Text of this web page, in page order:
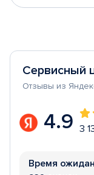
Сервисный
Отзывы из
4.9 3
Время